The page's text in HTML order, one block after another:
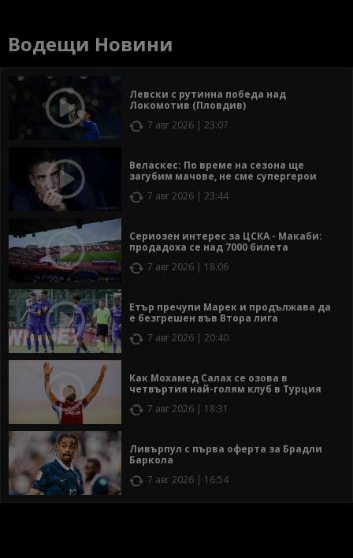
Водещи Новини
Левски с рутинна победа над
Локомотив (Пловдив)
7 авг 2026 | 23:07
Веласкес: По време на сезона ще
загубим мачове, не сме супергерои
7 авг 2026 | 23:44
Сериозен интерес за ЦСКА - Макаби:
продадоха се над 7000 билета
7 авг 2026 | 18:06
Етър пречупи Марек и продължава да
е безгрешен във Втора лига
7 авг 2026 | 20:40
Как Мохамед Салах се озова в
четвъртия най-голям клуб в Турция
7 авг 2026 | 18:31
Ливърпул с първа оферта за Брадли
Баркола
7 авг 2026 | 16:54